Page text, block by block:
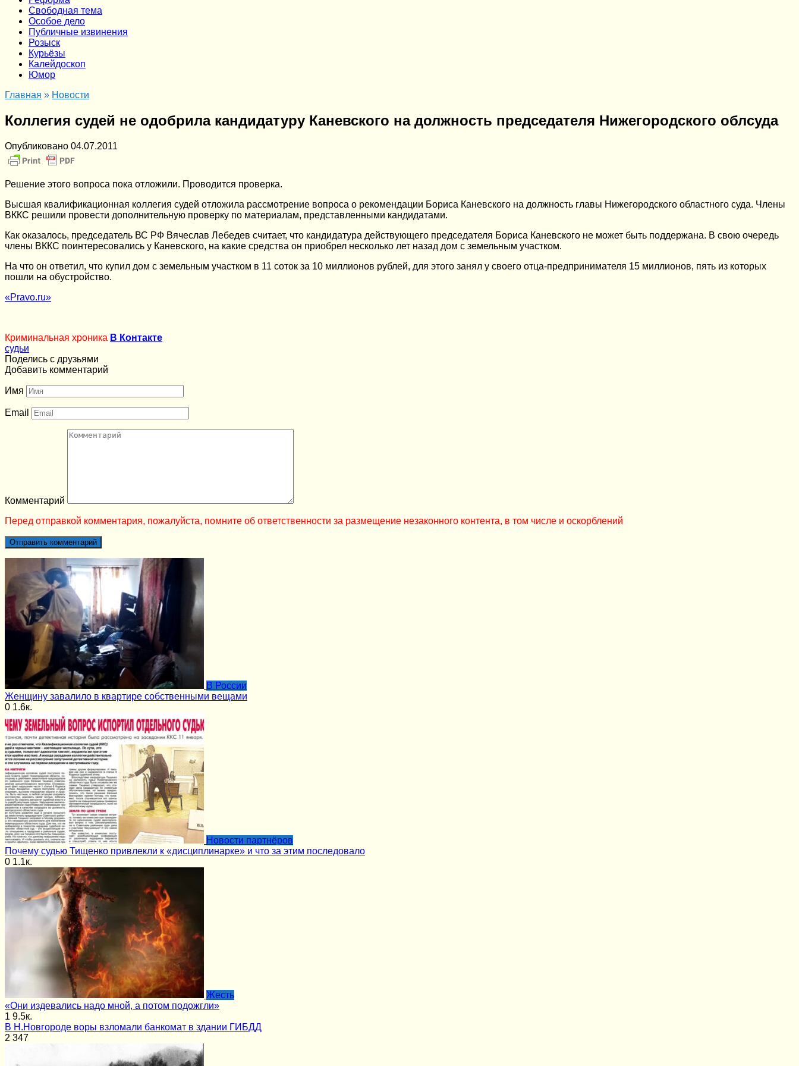
Cвободная тема
Особое дело
Публичные извинения
Розыск
Курьёзы
Калейдоскоп
Юмор
Главная » Новости
Коллегия судей не одобрила кандидатуру Каневского на должность председателя Нижегородского облсуда
Опубликовано 04.07.2011
Решение этого вопроса пока отложили. Проводится проверка.
Высшая квалификационная коллегия судей отложила рассмотрение вопроса о рекомендации Бориса Каневского на должность главы Нижегородского областного суда. Члены
ВККС решили провести дополнительную проверку по материалам, представленными кандидатами.
Как оказалось, председатель ВС РФ Вячеслав Лебедев считает, что кандидатура действующего председателя Бориса Каневского не может быть поддержана. В свою очередь
члены ВККС поинтересовались у Каневского, на какие средства он приобрел несколько лет назад дом с земельным участком.
На что он ответил, что купил дом с земельным участком в 11 соток за 10 миллионов рублей, для этого занял у своего отца-предпринимателя 15 миллионов, пять из которых
пошли на обустройство.
«Pravo.ru»
Криминальная хроника В Контакте
судьи
Поделись с друзьями
Добавить комментарий
Имя
Email
Комментарий
Перед отправкой комментария, пожалуйста, помните об ответственности за размещение незаконного контента, в том числе и оскорблений
В России
Женщину завалило в квартире собственными вещами
0 1.6к.
Новости партнёров
Почему судью Тищенко привлекли к «дисциплинарке» и что за этим последовало
0 1.1к.
Жесть
«Они издевались надо мной, а потом подожгли»
1 9.5к.
В Н.Новгороде воры взломали банкомат в здании ГИБДД
2 347